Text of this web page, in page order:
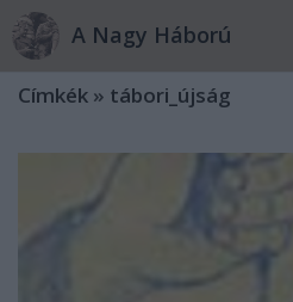
A Nagy Háború
Címkék » tábori_újság